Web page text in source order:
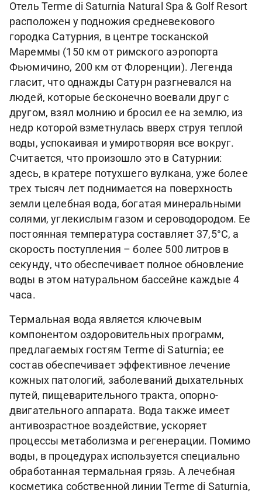
Отель Terme di Saturnia Natural Spa & Golf Resort
расположен у подножия средневекового
городка Сатурния, в центре тосканской
Мареммы (150 км от римского аэропорта
Фьюмичино, 200 км от Флоренции). Легенда
гласит, что однажды Сатурн разгневался на
людей, которые бесконечно воевали друг с
другом, взял молнию и бросил ее на землю, из
недр которой взметнулась вверх струя теплой
воды, успокаивая и умиротворяя все вокруг.
Считается, что произошло это в Сатурнии:
здесь, в кратере потухшего вулкана, уже более
трех тысяч лет поднимается на поверхность
земли целебная вода, богатая минеральными
солями, углекислым газом и сероводородом. Ее
постоянная температура составляет 37,5°С, а
скорость поступления – более 500 литров в
секунду, что обеспечивает полное обновление
воды в этом натуральном бассейне каждые 4
часа.
Термальная вода является ключевым
компонентом оздоровительных программ,
предлагаемых гостям Terme di Saturnia; ее
состав обеспечивает эффективное лечение
кожных патологий, заболеваний дыхательных
путей, пищеварительного тракта, опорно-
двигательного аппарата. Вода также имеет
антивозрастное воздействие, ускоряет
процессы метаболизма и регенерации. Помимо
воды, в процедурах используется специально
обработанная термальная грязь. А лечебная
косметика собственной линии Terme di Saturnia,